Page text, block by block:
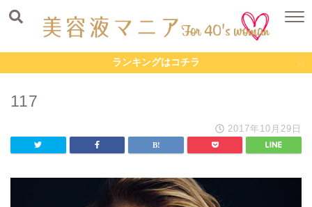
ランキングはコチラ
117
2017年10月29日